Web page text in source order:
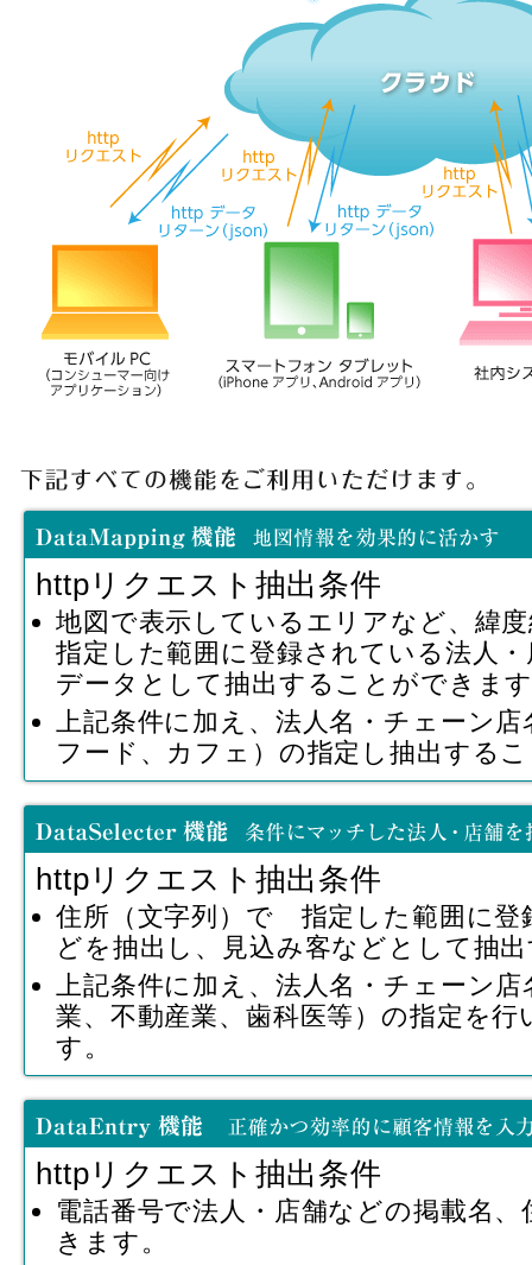
httpリクエスト抽出条件
地図で表示しているエリアなど、緯
指定した範囲に登録されている法人
データとして抽出することができま
上記条件に加え、法人名・チェーン
フード、カフェ）の指定し抽出する
httpリクエスト抽出条件
住所（文字列）で 指定した範囲に登
どを抽出し、見込み客などとして抽
上記条件に加え、法人名・チェーン
業、不動産業、歯科医等）の指定を
す。
httpリクエスト抽出条件
電話番号で法人・店舗などの掲載名
きます。